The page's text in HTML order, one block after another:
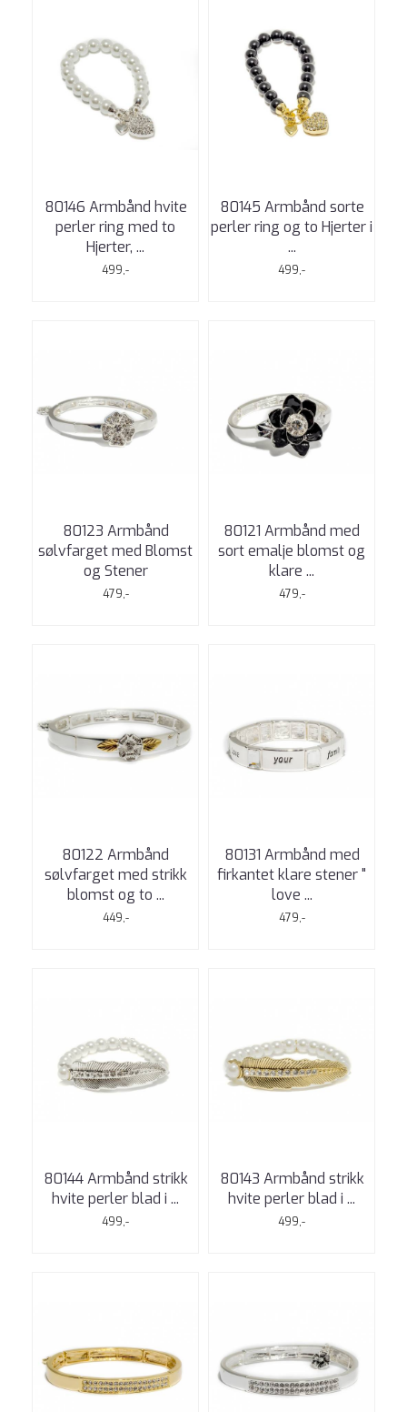
80146 Armbånd hvite
perler ring med to
Hjerter, ...
499,-
80145 Armbånd sorte
perler ring og to Hjerter i
...
499,-
80123 Armbånd
sølvfarget med Blomst
og Stener
479,-
80121 Armbånd med
sort emalje blomst og
klare ...
479,-
80122 Armbånd
sølvfarget med strikk
blomst og to ...
449,-
80131 Armbånd med
firkantet klare stener "
love ...
479,-
80144 Armbånd strikk
hvite perler blad i ...
499,-
80143 Armbånd strikk
hvite perler blad i ...
499,-